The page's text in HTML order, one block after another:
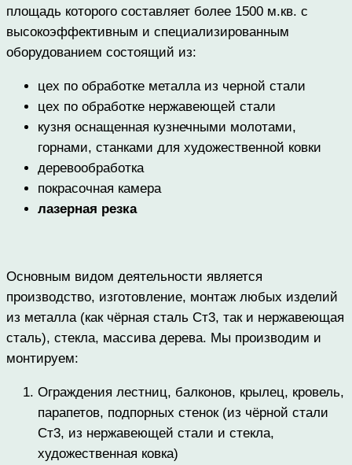
площадь которого составляет более 1500 м.кв. с
высокоэффективным и специализированным
оборудованием состоящий из:
цех по обработке металла из черной стали
цех по обработке нержавеющей стали
кузня оснащенная кузнечными молотами,
горнами, станками для художественной ковки
деревообработка
покрасочная камера
лазерная резка
Основным видом деятельности является
производство, изготовление, монтаж любых изделий
из металла (как чёрная сталь Ст3, так и нержавеющая
сталь), стекла, массива дерева. Мы производим и
монтируем:
Ограждения лестниц, балконов, крылец, кровель,
парапетов, подпорных стенок (из чёрной стали
Ст3, из нержавеющей стали и стекла,
художественная ковка)